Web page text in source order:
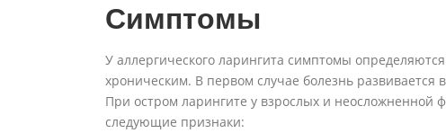
Симптомы
У аллергического ларингита симптомы
хроническим. В первом случае болезнь развивается
При остром ларингите у взрослых и неосложненной
следующие признаки: